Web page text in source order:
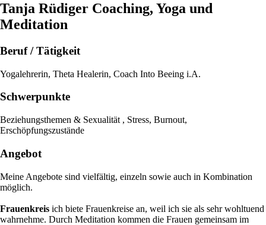
Tanja Rüdiger Coaching, Yoga und
Meditation
Beruf / Tätigkeit
Yogalehrerin, Theta Healerin, Coach Into Beeing i.A.
Schwerpunkte
Beziehungsthemen & Sexualität , Stress, Burnout,
Erschöpfungszustände
Angebot
Meine Angebote sind vielfältig, einzeln sowie auch in Kombination
möglich.
Frauenkreis ich biete Frauenkreise an, weil ich sie als sehr wohltuend
wahrnehme. Durch Meditation kommen die Frauen gemeinsam im